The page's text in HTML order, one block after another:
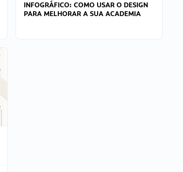
INFOGRÁFICO: COMO USAR O DESIGN
PARA MELHORAR A SUA ACADEMIA